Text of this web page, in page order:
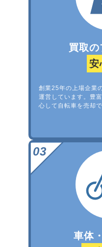
買取
安
創業25年の上場企業
運営しています。豊
心して自転車を売却で
車体